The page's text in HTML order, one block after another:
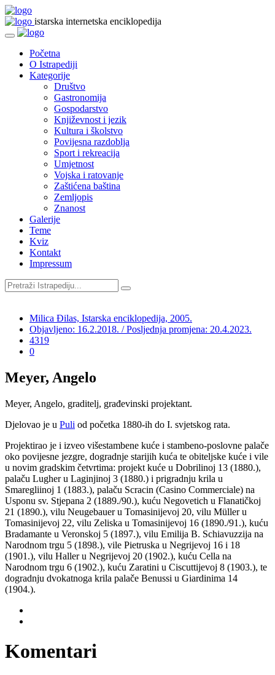
istarska internetska enciklopedija
Početna
O Istrapediji
Kategorije
Društvo
Gastronomija
Gospodarstvo
Književnost i jezik
Kultura i školstvo
Povijesna razdoblja
Sport i rekreacija
Umjetnost
Vojska i ratovanje
Zaštićena baština
Zemljopis
Znanost
Galerije
Teme
Kviz
Kontakt
Impressum
Milica Đilas, Istarska enciklopedija, 2005.
Objavljeno: 16.2.2018. / Posljednja promjena: 20.4.2023.
4319
0
Meyer, Angelo
Meyer, Angelo, graditelj, građevinski projektant.
Djelovao je u Puli od početka 1880-ih do I. svjetskog rata.
Projektirao je i izveo višestambene kuće i stambeno-poslovne palače
oko povijesne jezgre, dogradnje starijih kuća te obiteljske kuće i vile
u novim gradskim četvrtima: projekt kuće u Dobrilinoj 13 (1880.),
palaču Lugher u Laginjinoj 3 (1880.) i prigradnju krila u
Smaregliinoj 1 (1883.), palaču Scracin (Casino Commerciale) na
Usponu sv. Stjepana 2 (1889./90.), kuću Negovetich u Flanatičkoj
21 (1890.), vilu Neugebauer u Tomasinijevoj 20, vilu Müller u
Tomasinijevoj 22, vilu Zeliska u Tomasinijevoj 16 (1890./91.), kuću
Bradamante u Veronskoj 5 (1897.), vilu Emilija B. Schiavuzzija na
Narodnom trgu 5 (1898.), vile Pietruska u Negrijevoj 16 i 18
(1901.), vilu Haller u Negrijevoj 20 (1902.), kuću Cella na
Narodnom trgu 6 (1902.), kuću Zaratini u Ciscuttijevoj 8 (1903.), te
dogradnju dvokatnoga krila palače Benussi u Giardinima 14
(1904.).
Komentari